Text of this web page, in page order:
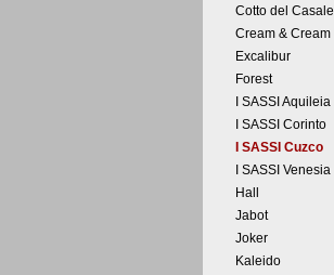
Cotto del Casale
Cream & Cream
Excalibur
Forest
I SASSI Aquileia
I SASSI Corinto
I SASSI Cuzco
I SASSI Venesia
Hall
Jabot
Joker
Kaleido